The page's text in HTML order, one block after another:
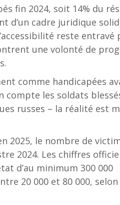
fin 2024, soit 14% du
d’un cadre juridique
reste entravé
une volonté de
comme handicapées
compte les soldats
russes – la réalité est
2025, le nombre de
2024. Les chiffres
d’au minimum 300 000
20 000 et 80 000, selon